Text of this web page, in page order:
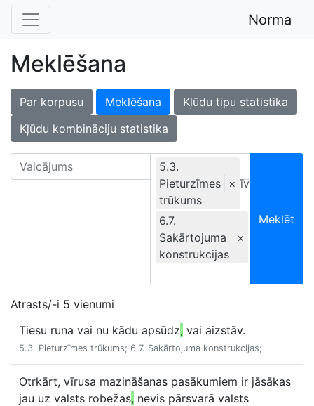
Norma
Meklēšana
Par korpusu Meklēšana
Kļūdu tipu statistika
Kļūdu kombināciju statistika
5.3.
Pieturzīmes
trūkums
×
6.7.
Sakārtojuma
konstrukcijas
×
Ekskluzīvi
Meklēt
Atrasts/-i 5 vienumi
Tiesu runa vai nu kādu apsūdz, vai aizstāv.
5.3. Pieturzīmes trūkums; 6.7. Sakārtojuma konstrukcijas;
Otrkārt, vīrusa mazināšanas pasākumiem ir jāsākas
jau uz valsts robežas, nevis pārsvarā valsts